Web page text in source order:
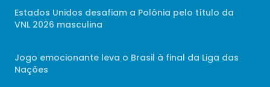
Estados Unidos desafiam a Polônia pelo título da
VNL 2026 masculina
Jogo emocionante leva o Brasil à final da Liga das
Nações